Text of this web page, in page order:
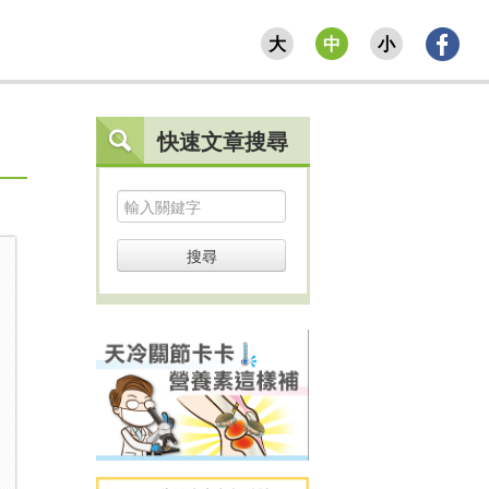
大 中 小
快速文章搜尋
搜尋